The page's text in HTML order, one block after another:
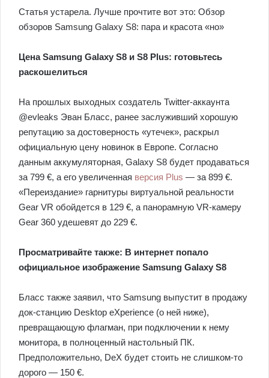
Статья устарела. Лучше прочтите вот это: Обзор
обзоров Samsung Galaxy S8: пара и красота «но»
Цена Samsung Galaxy S8 и S8 Plus: готовьтесь
раскошелиться
На прошлых выходных создатель Twitter-аккаунта
@evleaks Эван Бласс, ранее заслуживший хорошую
репутацию за достоверность «утечек», раскрыл
официальную цену новинок в Европе. Согласно
данным аккумуляторная, Galaxy S8 будет продаваться
за 799 €, а его увеличенная версия Plus — за 899 €.
«Переиздание» гарнитуры виртуальной реальности
Gear VR обойдется в 129 €, а панорамную VR-камеру
Gear 360 удешевят до 229 €.
Просматривайте также: В интернет попало
официальное изображение Samsung Galaxy S8
Бласс также заявил, что Samsung выпустит в продажу
док-станцию Desktop eXperience (о ней ниже),
превращающую флагман, при подключении к нему
монитора, в полноценный настольный ПК.
Предположительно, DeX будет стоить не слишком-то
дорого — 150 €.